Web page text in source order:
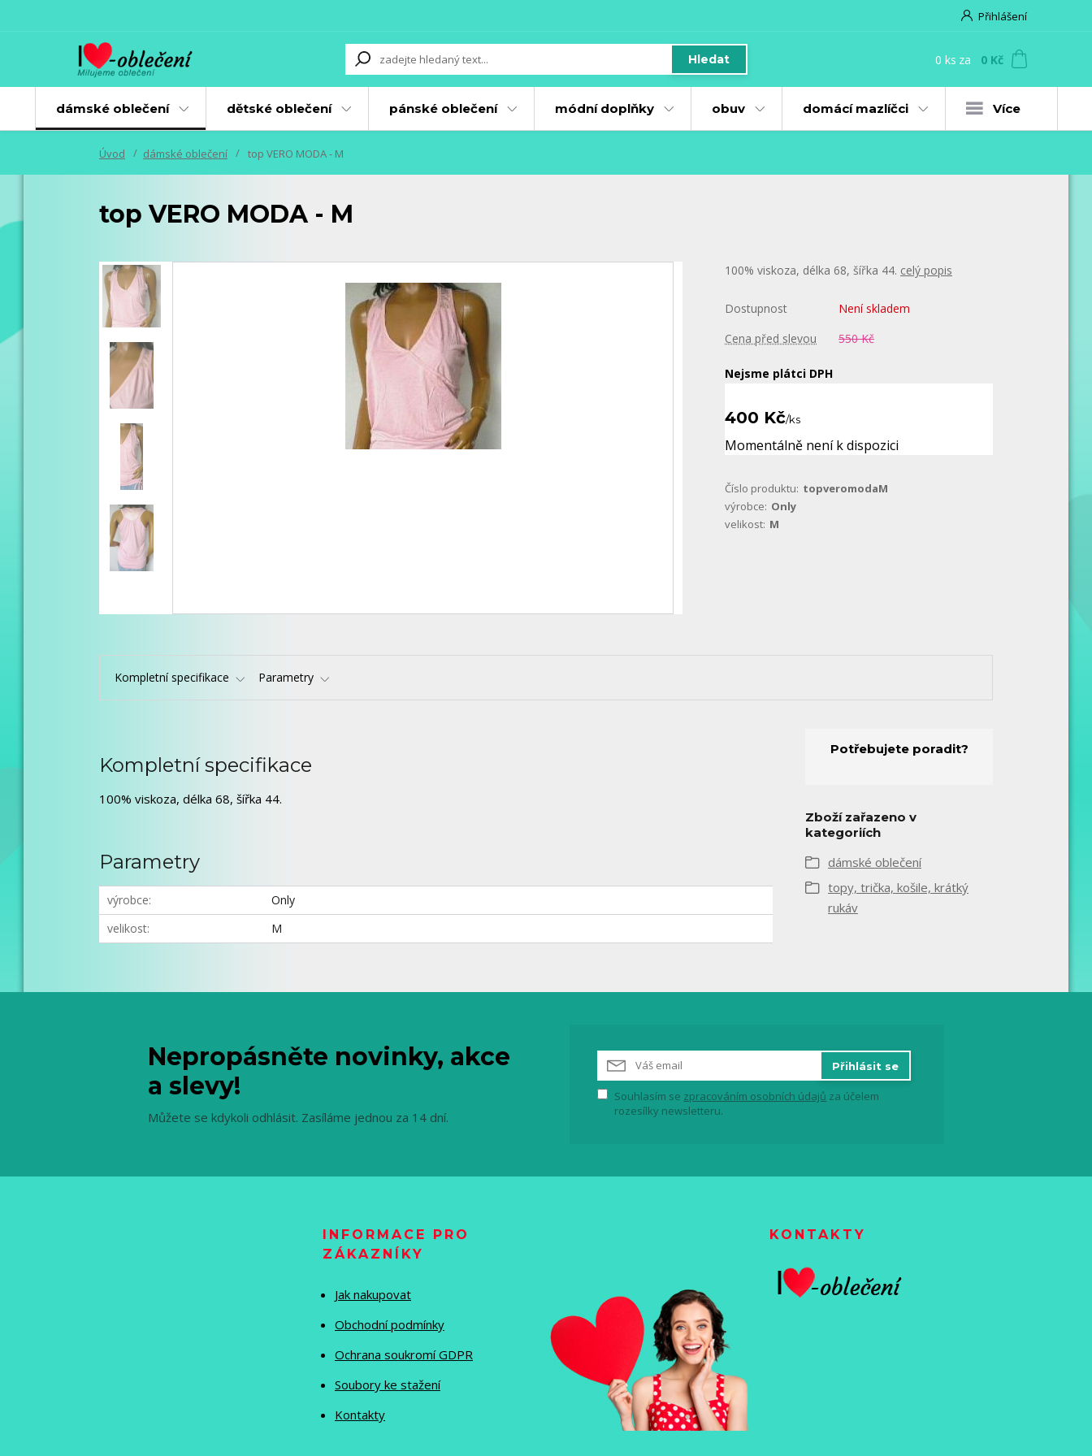
Přihlášení
Hledat 0 ks za 0 Kč
dámské oblečení dětské oblečení pánské oblečení módní doplňky obuv domácí mazlíčci Více
Úvod dámské oblečení top VERO MODA - M
top VERO MODA - M
100% viskoza, délka 68, šířka 44. celý popis
Dostupnost
Není skladem
Cena před slevou
550 Kč
Nejsme plátci DPH
400 Kč/ks
Momentálně není k dispozici
Číslo produktu: topveromodaM
výrobce: Only
velikost: M
Kompletní specifikace Parametry
Kompletní specifikace
100% viskoza, délka 68, šířka 44.
Parametry
výrobce
Only
velikost
M
Potřebujete poradit?
Zboží zařazeno v
kategoriích
dámské oblečení
topy, trička, košile, krátký
rukáv
Nepropásněte novinky, akce
a slevy!
Můžete se kdykoli odhlásit. Zasíláme jednou za 14 dní.
Přihlásit se
Souhlasím se zpracováním osobních údajů za účelem
rozesílky newsletteru.
INFORMACE PRO
ZÁKAZNÍKY
Jak nakupovat
Obchodní podmínky
Ochrana soukromí GDPR
Soubory ke stažení
Kontakty
KONTAKTY